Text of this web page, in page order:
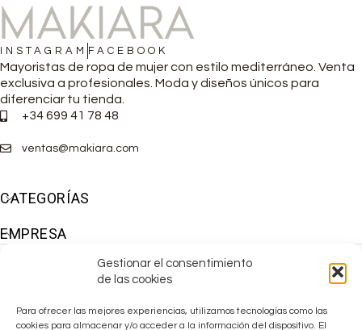
Gestionar el consentimiento
de las cookies
Para ofrecer las mejores experiencias, utilizamos tecnologías como las
cookies para almacenar y/o acceder a la información del dispositivo. El
INSTAGRAM FACEBOOK
Mayoristas de ropa de mujer con estilo mediterráneo. Venta
exclusiva a profesionales. Moda y diseños únicos para
diferenciar tu tienda.
+34 699 41 78 48
ventas@makiara.com
CATEGORÍAS
EMPRESA